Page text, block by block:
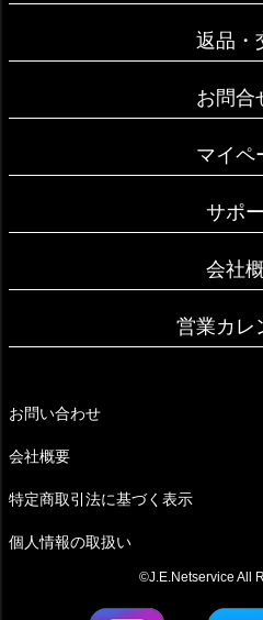
返品・
お問合
マイペ
サポ
会社
営業カレ
お問い合わせ
会社概要
特定商取引法に基づく表示
個人情報の取扱い
©J.E.Netservice All